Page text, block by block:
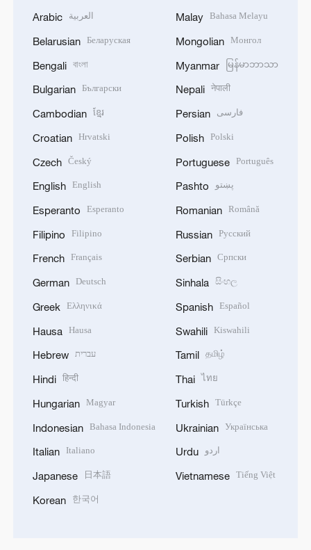
Arabic العربية
Belarusian Беларуская
Bengali বাংলা
Bulgarian Български
Cambodian ខ្មែរ
Croatian Hrvatski
Czech Český
English English
Esperanto Esperanto
Filipino Filipino
French Français
German Deutsch
Greek Ελληνικά
Hausa Hausa
Hebrew עברית
Hindi हिन्दी
Hungarian Magyar
Indonesian Bahasa Indonesia
Italian Italiano
Japanese 日本語
Korean 한국어
Malay Bahasa Melayu
Mongolian Монгол
Myanmar မြန်မာဘာသာ
Nepali नेपाली
Persian فارسی
Polish Polski
Portuguese Português
Pashto پښتو
Romanian Română
Russian Русский
Serbian Српски
Sinhala සිංහල
Spanish Español
Swahili Kiswahili
Tamil தமிழ்
Thai ไทย
Turkish Türkçe
Ukrainian Українська
Urdu اردو
Vietnamese Tiếng Việt